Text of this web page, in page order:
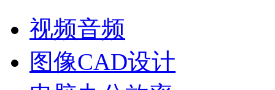
视频音频
图像CAD设计